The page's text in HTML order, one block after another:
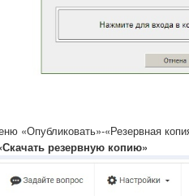
«Опубликовать»-«Резервная
резервную копию»